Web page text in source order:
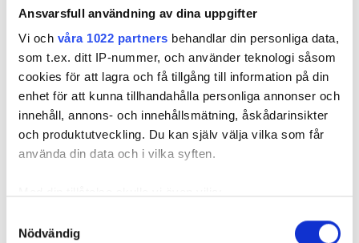
Ansvarsfull användning av dina uppgifter
Vi och våra 1022 partners behandlar din personliga data,
som t.ex. ditt IP-nummer, och använder teknologi såsom
cookies för att lagra och få tillgång till information på din
enhet för att kunna tillhandahålla personliga annonser och
innehåll, annons- och innehållsmätning, åskådarinsikter
och produktutveckling. Du kan själv välja vilka som får
använda din data och i vilka syften.
som kan ha en noggrannhet på upp till flera meter
Nödvändig
kvinnor plats.
Bostadsbristen slår hårt mot kvinnor som vill lämna
våldsamma relationer. Hem & Hyra har pratat med sex
kvinnojourer runt om i Mälardalen som alla vittnar om
samma sak. Kvinnor och barn tvingas stanna kvar betydligt
längre i jourbostäder än det är tänkt och kvinnojourer
tvingas ofta säga nej till kvinnor som behöver hjälp, på
grund av platsbrist.